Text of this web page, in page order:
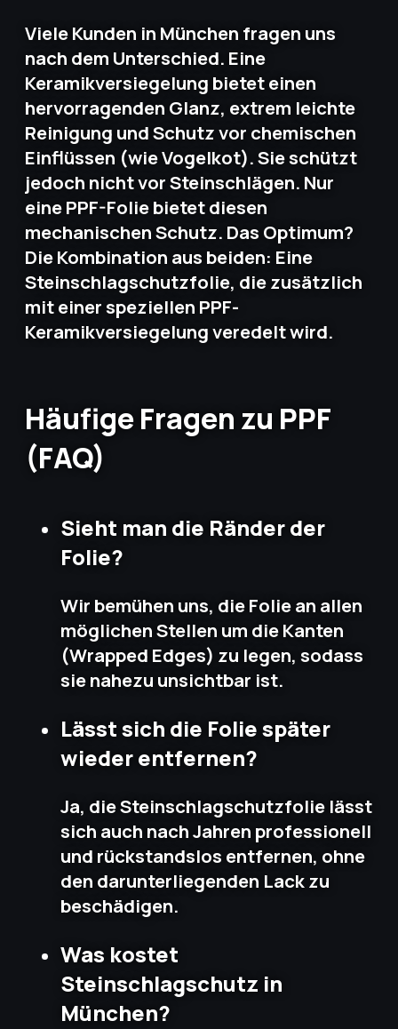
Viele Kunden in München fragen uns
nach dem Unterschied. Eine
Keramikversiegelung bietet einen
hervorragenden Glanz, extrem leichte
Reinigung und Schutz vor chemischen
Einflüssen (wie Vogelkot). Sie schützt
jedoch nicht vor Steinschlägen. Nur
eine PPF-Folie bietet diesen
mechanischen Schutz. Das Optimum?
Die Kombination aus beiden: Eine
Steinschlagschutzfolie, die zusätzlich
mit einer speziellen PPF-
Keramikversiegelung veredelt wird.
Häufige Fragen zu PPF
(FAQ)
Sieht man die Ränder der
Folie?
Wir bemühen uns, die Folie an allen
möglichen Stellen um die Kanten
(Wrapped Edges) zu legen, sodass
sie nahezu unsichtbar ist.
Lässt sich die Folie später
wieder entfernen?
Ja, die Steinschlagschutzfolie lässt
sich auch nach Jahren professionell
und rückstandslos entfernen, ohne
den darunterliegenden Lack zu
beschädigen.
Was kostet
Steinschlagschutz in
München?